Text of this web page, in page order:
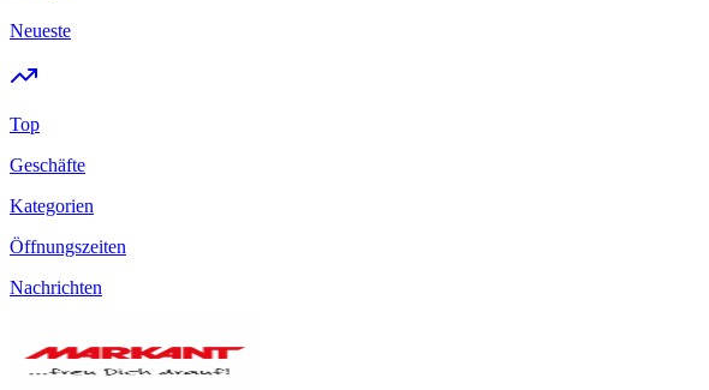
Neueste
Top
Geschäfte
Kategorien
Öffnungszeiten
Nachrichten